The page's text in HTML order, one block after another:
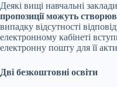
Деякі вищі навчальні
пропозиції можуть
випадку відсутності
електронному кабінеті
електронну пошту для її
Дві безкоштовні освіти